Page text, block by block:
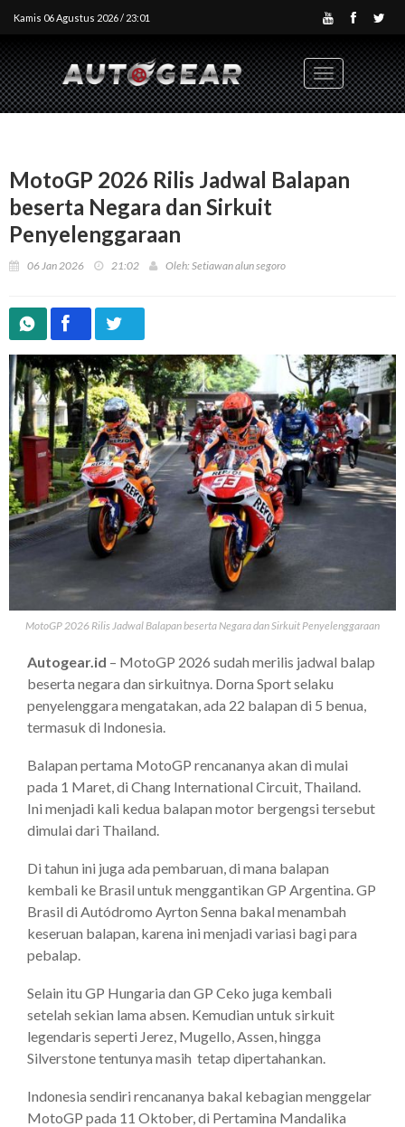
Kamis 06 Agustus 2026 / 23:01
Toggle
navigation
MotoGP 2026 Rilis Jadwal Balapan
beserta Negara dan Sirkuit
Penyelenggaraan
06 Jan 2026 21:02 Oleh: Setiawan alun segoro
MotoGP 2026 Rilis Jadwal Balapan beserta Negara dan Sirkuit Penyelenggaraan
Autogear.id – MotoGP 2026 sudah merilis jadwal balap
beserta negara dan sirkuitnya. Dorna Sport selaku
penyelenggara mengatakan, ada 22 balapan di 5 benua,
termasuk di Indonesia.
Balapan pertama MotoGP rencananya akan di mulai
pada 1 Maret, di Chang International Circuit, Thailand.
Ini menjadi kali kedua balapan motor bergengsi tersebut
dimulai dari Thailand.
Di tahun ini juga ada pembaruan, di mana balapan
kembali ke Brasil untuk menggantikan GP Argentina. GP
Brasil di Autódromo Ayrton Senna bakal menambah
keseruan balapan, karena ini menjadi variasi bagi para
pebalap.
Selain itu GP Hungaria dan GP Ceko juga kembali
setelah sekian lama absen. Kemudian untuk sirkuit
legendaris seperti Jerez, Mugello, Assen, hingga
Silverstone tentunya masih tetap dipertahankan.
Indonesia sendiri rencananya bakal kebagian menggelar
MotoGP pada 11 Oktober, di Pertamina Mandalika